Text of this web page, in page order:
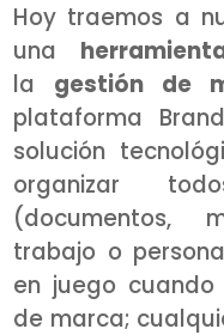
Hoy traemos a
una
la gestión de
plataforma
solución
organizar
(documentos,
trabajo o
en juego
de marca;